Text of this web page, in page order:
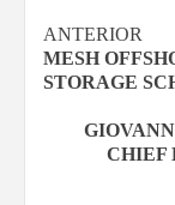
de
entradas
ANTERIOR
MESH
STORAGE
CHIEF